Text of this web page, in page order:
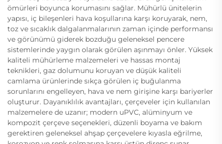
ömürleri boyunca korumasını sağlar. Mühürlü ünitelerin
yapısı, iç bileşenleri hava koşullarına karşı koruyarak, nem,
toz ve sıcaklık dalgalanmalarının zaman içinde performansı
ve görünümü giderek bozduğu geleneksel pencere
sistemlerinde yaygın olarak görülen aşınmayı önler. Yüksek
kaliteli mühürleme malzemeleri ve hassas montaj
teknikleri, gaz dolumunu koruyan ve düşük kaliteli
camlama ürünlerinde sıkça görülen iç buğulanma
sorunlarını engelleyen, hava ve nem girişine karşı bariyerler
oluşturur. Dayanıklılık avantajları, çerçeveler için kullanılan
malzemelere de uzanır; modern uPVC, alüminyum ve
kompozit çerçeve seçenekleri, düzenli boyama ve bakım
gerektiren geleneksel ahşap çerçevelere kıyasla eğrilme,